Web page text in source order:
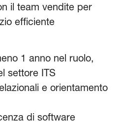
il team vendite per
efficiente
1 anno nel ruolo,
settore ITS
e orientamento
di software